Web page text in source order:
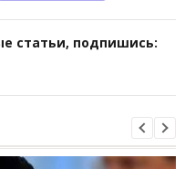
статьи, подпишись: